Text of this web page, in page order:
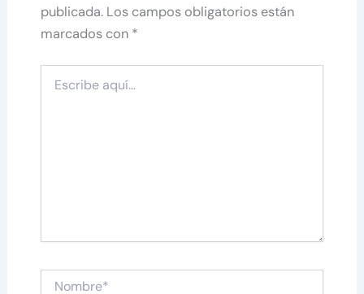
publicada. Los campos obligatorios están
marcados con *
aquí...